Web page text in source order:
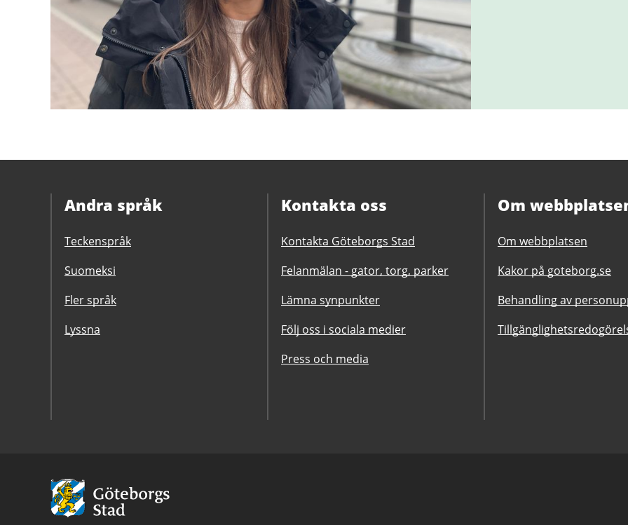
Andra språk
Teckenspråk
Suomeksi
Fler språk
Lyssna
Kontakta oss
Kontakta Göteborgs Stad
Felanmälan - gator, torg, parker
Lämna synpunkter
Följ oss i sociala medier
Press och media
Om
Om webbplatsen
Kakor på goteborg.se
Behandling av
Avsändare:
Göteborgs
Stad